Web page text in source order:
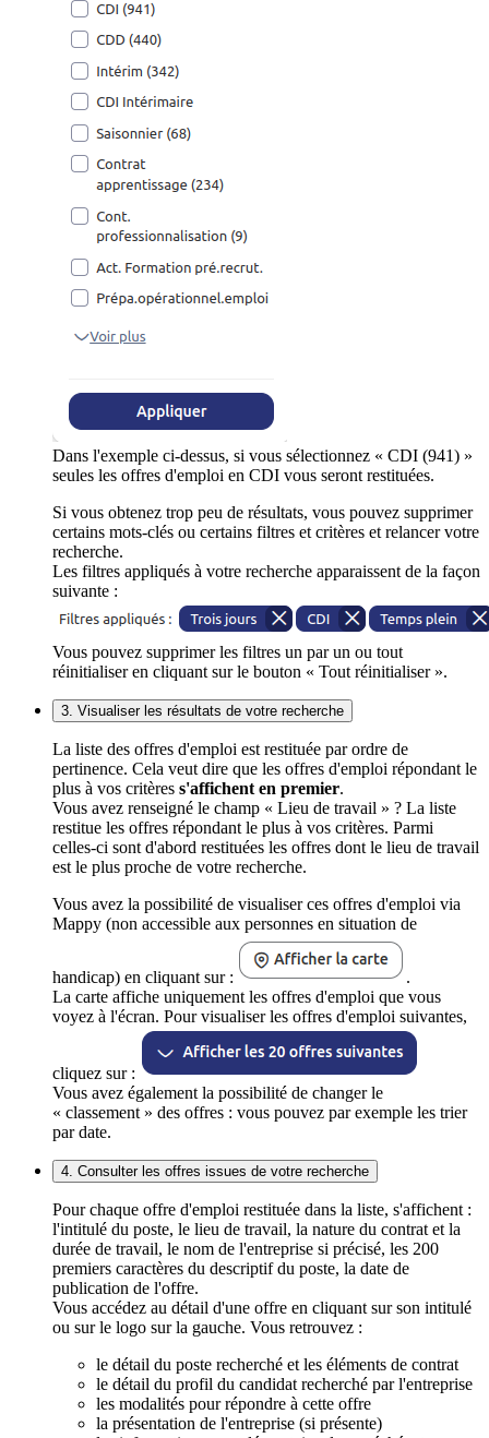
Dans l'exemple ci-dessus, si vous sélectionnez « CDI (941) »
seules les offres d'emploi en CDI vous seront restituées.
Si vous obtenez trop peu de résultats, vous pouvez supprimer
certains mots-clés ou certains filtres et critères et relancer votre
recherche.
Les filtres appliqués à votre recherche apparaissent de la façon
suivante :
Vous pouvez supprimer les filtres un par un ou tout
réinitialiser en cliquant sur le bouton « Tout réinitialiser ».
3. Visualiser les résultats de votre recherche
La liste des offres d'emploi est restituée par ordre de
pertinence. Cela veut dire que les offres d'emploi répondant le
plus à vos critères s'affichent en premier.
Vous avez renseigné le champ « Lieu de travail » ? La liste
restitue les offres répondant le plus à vos critères. Parmi
celles-ci sont d'abord restituées les offres dont le lieu de travail
est le plus proche de votre recherche.
Vous avez la possibilité de visualiser ces offres d'emploi via
Mappy (non accessible aux personnes en situation de
handicap) en cliquant sur :
.
La carte affiche uniquement les offres d'emploi que vous
voyez à l'écran. Pour visualiser les offres d'emploi suivantes,
cliquez sur :
Vous avez également la possibilité de changer le
« classement » des offres : vous pouvez par exemple les trier
par date.
4. Consulter les offres issues de votre recherche
Pour chaque offre d'emploi restituée dans la liste, s'affichent :
l'intitulé du poste, le lieu de travail, la nature du contrat et la
durée de travail, le nom de l'entreprise si précisé, les 200
premiers caractères du descriptif du poste, la date de
publication de l'offre.
Vous accédez au détail d'une offre en cliquant sur son intitulé
ou sur le logo sur la gauche. Vous retrouvez :
le détail du poste recherché et les éléments de contrat
le détail du profil du candidat recherché par l'entreprise
les modalités pour répondre à cette offre
la présentation de l'entreprise (si présente)